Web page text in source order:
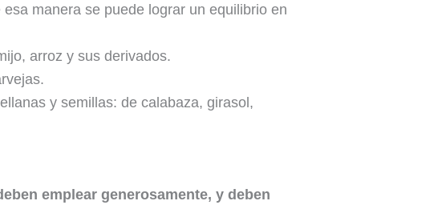
manera se puede lograr un equilibrio en
arroz y sus derivados.
y semillas: de calabaza, girasol,
emplear generosamente, y deben